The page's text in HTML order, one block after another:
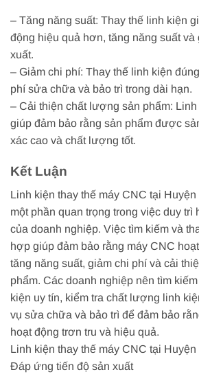
– Tăng năng suất: Thay thế linh kiện
động hiệu quả hơn, tăng năng suất
xuất.
– Giảm chi phí: Thay thế linh kiện
phí sửa chữa và bảo trì trong dài hạn.
– Cải thiện chất lượng sản phẩm:
giúp đảm bảo rằng sản phẩm được
xác cao và chất lượng tốt.
Kết Luận
Linh kiện thay thế máy CNC tại
một phần quan trọng trong việc duy trì
của doanh nghiệp. Việc tìm kiếm và
hợp giúp đảm bảo rằng máy CNC
tăng năng suất, giảm chi phí và cải
phẩm. Các doanh nghiệp nên tìm
kiện uy tín, kiểm tra chất lượng linh
vụ sửa chữa và bảo trì để đảm bảo
hoạt động trơn tru và hiệu quả.
Linh kiện thay thế máy CNC tại
Đáp ứng tiến độ sản xuất